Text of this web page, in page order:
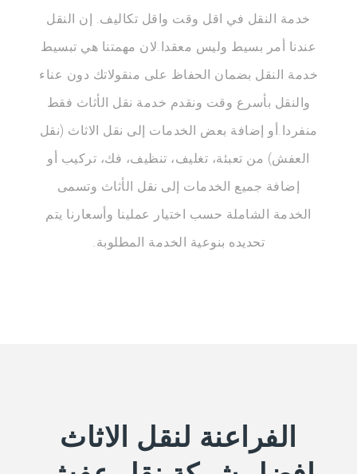
خدمة النقل في اقل وقت واقل تكاليف. إن النقل
عندنا أمر بسيط وليس معقدا.لان مهمتنا هي تبسيط
خدمة النقل بضمان الحفاظ على منقولاتك دون عناء
والنقل بأسرع وقت ونقدم خدمة نقل الأثاث فقط
منفردا.أو إضافة بعض الخدمات إلى نقل الاثاث (نقل
العفش) من تعبئة، تغليف، تنظيف، فك، تركيب أو
إضافة جميع الخدمات إلى نقل الأثاث وتسمى
الخدمة الشاملة حسب اختيار عملينا وأسعارنا يتم
تحديده بنوعية الخدمة المطلوبة.
الفراعنة لنقل الاثاث